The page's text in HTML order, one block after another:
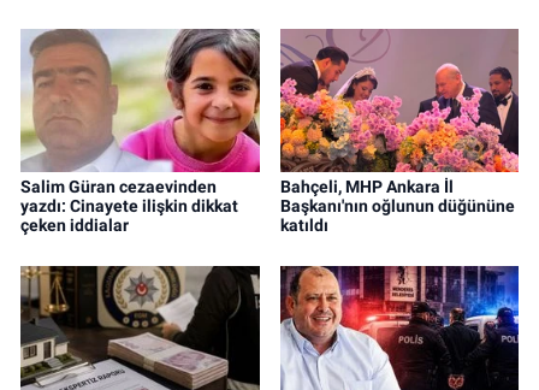
Salim Güran cezaevinden
yazdı: Cinayete ilişkin dikkat
çeken iddialar
Bahçeli, MHP Ankara İl
Başkanı'nın oğlunun düğününe
katıldı